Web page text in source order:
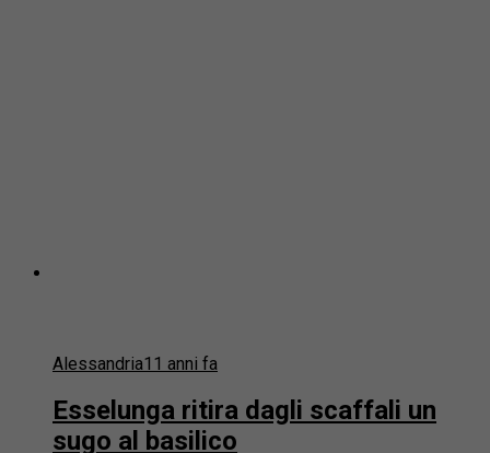
Alessandria11 anni fa
Esselunga ritira dagli scaffali un
sugo al basilico